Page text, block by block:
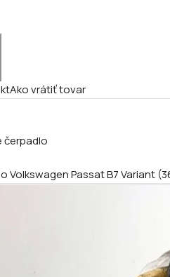
Ako vrátiť tovar
čerpadlo
Volkswagen Passat B7 Variant